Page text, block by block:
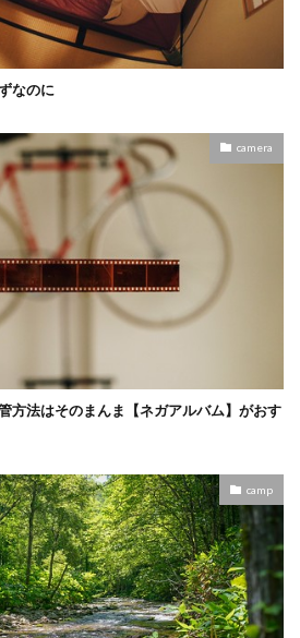
なのに
camera
方法はそのまんま【ネガアルバム】がおす
camp